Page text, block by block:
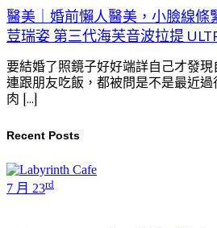
醫美｜婚前懶人醫美，小臉線條
荳瑞姿 第三代海芙音波拉提
要結婚了照鏡子好好端詳自己才發現
連跟朋友吃飯，都被問是不是最近
肉 […]
Recent Posts
7 月 23rd